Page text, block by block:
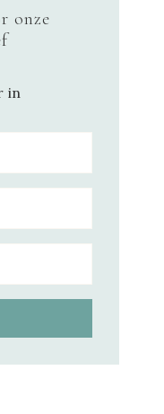
onze
in